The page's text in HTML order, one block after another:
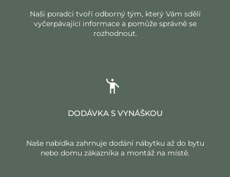
Naši poradci tvoří odborný tým, který Vám sdělí
vyčerpávající informace a pomůže správně se
rozhodnout.
DODÁVKA S VYNÁŠKOU
Naše nabídka zahrnuje dodání nábytku až do bytu
nebo domu zákazníka a montáž na místě.